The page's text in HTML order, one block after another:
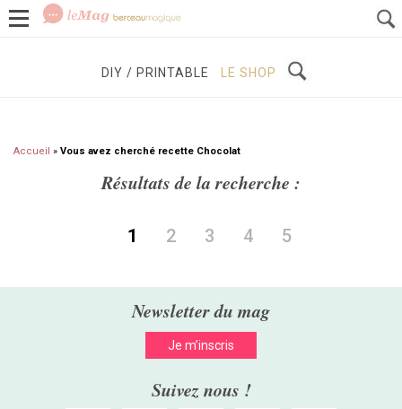
GROSSESSE BÉBÉS / ENFANTS
DIY / PRINTABLE LE SHOP
Accueil » Vous avez cherché recette Chocolat
Résultats de la recherche :
1 2 3 4 5
Newsletter du mag
Je m’inscris
Suivez nous !